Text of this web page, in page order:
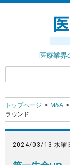
医療業界
トップページ M&A
ラウンド
2024/03/13 水